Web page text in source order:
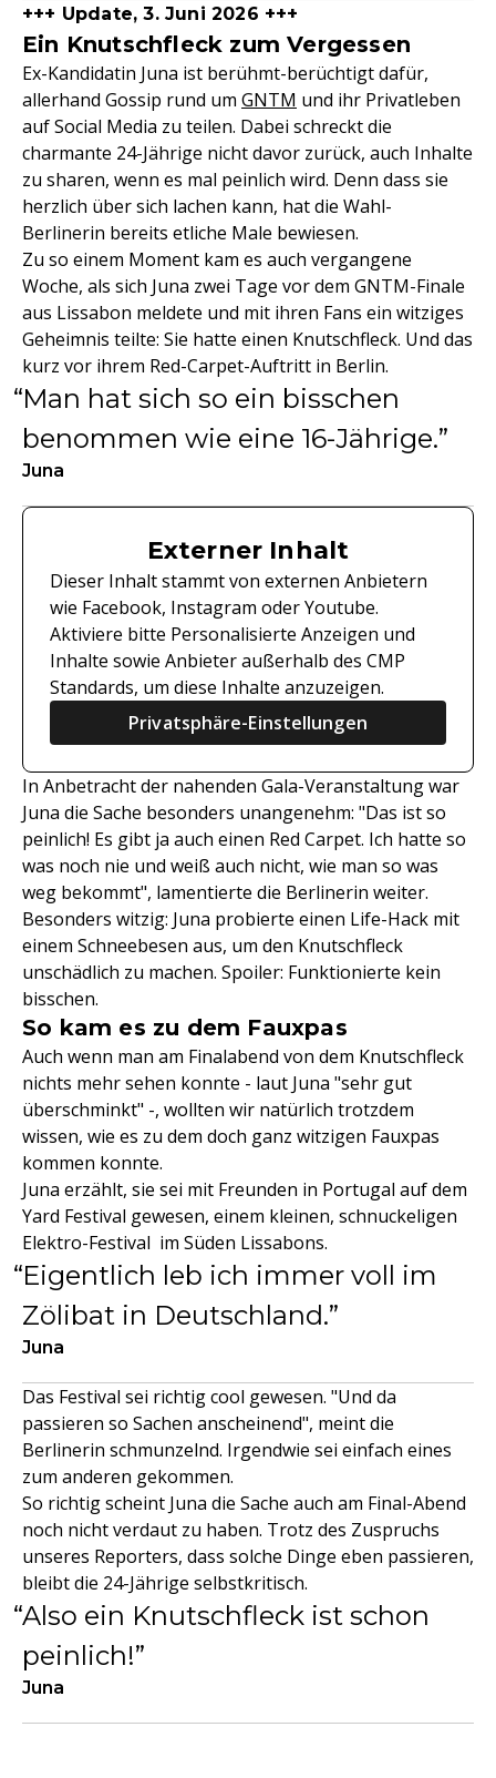
+++ Update, 3. Juni 2026 +++
Ein Knutschfleck zum Vergessen
Ex-Kandidatin Juna ist berühmt-berüchtigt dafür,
allerhand Gossip rund um GNTM und ihr Privatleben
auf Social Media zu teilen. Dabei schreckt die
charmante 24-Jährige nicht davor zurück, auch Inhalte
zu sharen, wenn es mal peinlich wird. Denn dass sie
herzlich über sich lachen kann, hat die Wahl-
Berlinerin bereits etliche Male bewiesen.
Zu so einem Moment kam es auch vergangene
Woche, als sich Juna zwei Tage vor dem GNTM-Finale
aus Lissabon meldete und mit ihren Fans ein witziges
Geheimnis teilte: Sie hatte einen Knutschfleck. Und das
kurz vor ihrem Red-Carpet-Auftritt in Berlin.
Man hat sich so ein bisschen
benommen wie eine 16-Jährige.
Juna
Externer Inhalt
Dieser Inhalt stammt von externen Anbietern
wie Facebook, Instagram oder Youtube.
Aktiviere bitte Personalisierte Anzeigen und
Inhalte sowie Anbieter außerhalb des CMP
Standards, um diese Inhalte anzuzeigen.
Privatsphäre-Einstellungen
In Anbetracht der nahenden Gala-Veranstaltung war
Juna die Sache besonders unangenehm: "Das ist so
peinlich! Es gibt ja auch einen Red Carpet. Ich hatte so
was noch nie und weiß auch nicht, wie man so was
weg bekommt", lamentierte die Berlinerin weiter.
Besonders witzig: Juna probierte einen Life-Hack mit
einem Schneebesen aus, um den Knutschfleck
unschädlich zu machen. Spoiler: Funktionierte kein
bisschen.
So kam es zu dem Fauxpas
Auch wenn man am Finalabend von dem Knutschfleck
nichts mehr sehen konnte - laut Juna "sehr gut
überschminkt" -, wollten wir natürlich trotzdem
wissen, wie es zu dem doch ganz witzigen Fauxpas
kommen konnte.
Juna erzählt, sie sei mit Freunden in Portugal auf dem
Yard Festival gewesen, einem kleinen, schnuckeligen
Elektro-Festival im Süden Lissabons.
Eigentlich leb ich immer voll im
Zölibat in Deutschland.
Juna
Das Festival sei richtig cool gewesen. "Und da
passieren so Sachen anscheinend", meint die
Berlinerin schmunzelnd. Irgendwie sei einfach eines
zum anderen gekommen.
So richtig scheint Juna die Sache auch am Final-Abend
noch nicht verdaut zu haben. Trotz des Zuspruchs
unseres Reporters, dass solche Dinge eben passieren,
bleibt die 24-Jährige selbstkritisch.
Also ein Knutschfleck ist schon
peinlich!
Juna